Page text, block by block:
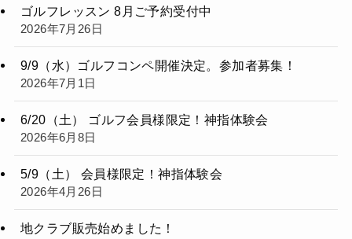
ゴルフレッスン 8月ご予約受付中
2026年7月26日
9/9（水）ゴルフコンペ開催決定。参加者募集！
2026年7月1日
6/20（土） ゴルフ会員様限定！神指体験会
2026年6月8日
5/9（土） 会員様限定！神指体験会
2026年4月26日
地クラブ販売始めました！